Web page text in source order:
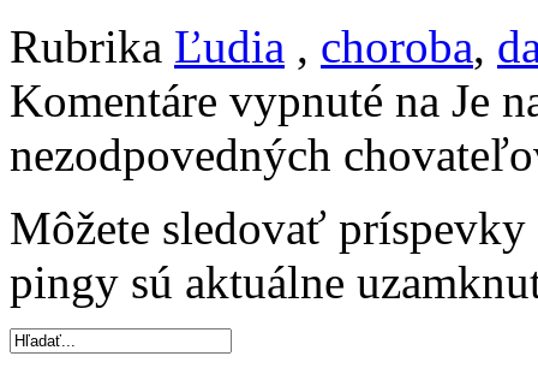
Rubrika Ľudia , choroba,
Komentáre vypnuté na Je
nezodpovedných
Môžete sledovať
pingy sú aktuálne